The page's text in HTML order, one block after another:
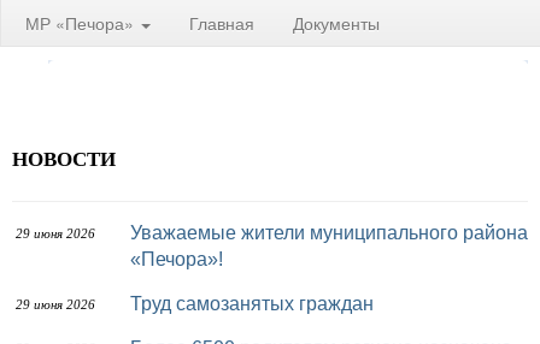
МР «Печора» Главная Документы
НОВОСТИ
29 июня 2026
Уважаемые жители муниципального района
«Печора»!
29 июня 2026 Труд самозанятых граждан